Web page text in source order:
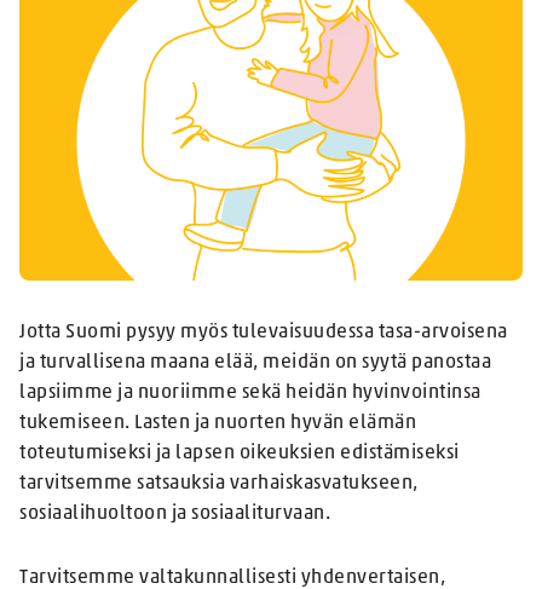
Jotta Suomi pysyy myös tulevaisuudessa tasa-arvoisena
ja turvallisena maana elää, meidän on syytä panostaa
lapsiimme ja nuoriimme sekä heidän hyvinvointinsa
tukemiseen. Lasten ja nuorten hyvän elämän
toteutumiseksi ja lapsen oikeuksien edistämiseksi
tarvitsemme satsauksia varhaiskasvatukseen,
sosiaalihuoltoon ja sosiaaliturvaan.
Tarvitsemme valtakunnallisesti yhdenvertaisen,